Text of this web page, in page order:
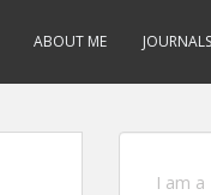
ABOUT ME JOURNALS
I am a